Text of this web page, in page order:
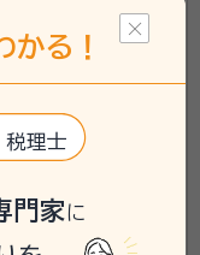
無料
査 / 相続手続き /
応可
かる！
理士
門家に